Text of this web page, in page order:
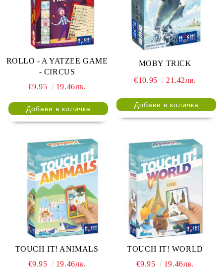
ROLLO - A YATZEE GAME
- CIRCUS
€9.95
19.46лв.
MOBY TRICK
€10.95 21.42лв.
TOUCH IT! ANIMALS
€9.95
19.46лв.
TOUCH IT! WORLD
€9.95
19.46лв.